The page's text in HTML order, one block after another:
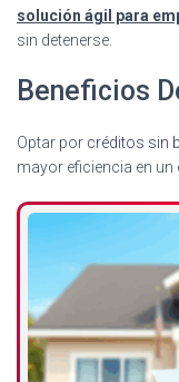
solución ágil para
sin detenerse.
Beneficios
Optar por créditos sin
mayor eficiencia en